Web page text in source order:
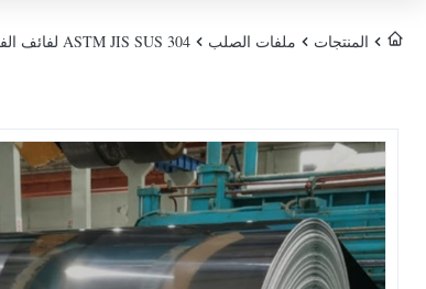
المنتجات ملفات الصلب ASTM JIS SUS 304 لفائف الفولاذ المقاوم للتآكل المقاوم للتآكل مع سمك مخصص للتطبيقات الصناعية